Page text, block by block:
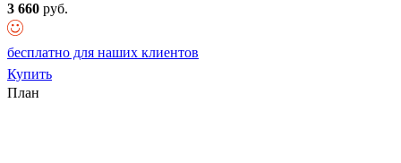
3 660 руб.
бесплатно для наших клиентов
Купить
План